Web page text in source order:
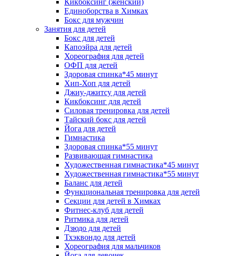
Кикбоксинг (женский)
Единоборства в Химках
Бокс для мужчин
Занятия для детей
Бокс для детей
Капоэйра для детей
Хореография для детей
ОФП для детей
Здоровая спинка*45 минут
Хип-Хоп для детей
Джиу-джитсу для детей
Кикбоксинг для детей
Силовая тренировка для детей
Тайский бокс для детей
Йога для детей
Гимнастика
Здоровая спинка*55 минут
Развивающая гимнастика
Художественная гимнастика*45 минут
Художественная гимнастика*55 минут
Баланс для детей
Функциональная тренировка для детей
Секции для детей в Химках
Фитнес-клуб для детей
Ритмика для детей
Дзюдо для детей
Тхэквондо для детей
Хореография для мальчиков